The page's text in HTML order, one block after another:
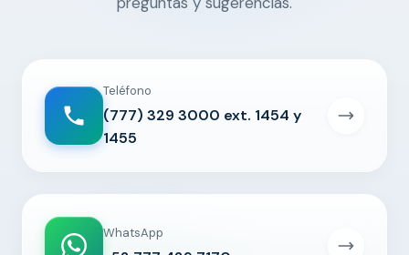
Teléfono
(777) 329 3000 ext. 1454 y
1455
WhatsApp